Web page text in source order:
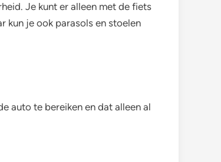
Je kunt er alleen met de fiets
kun je ook parasols en stoelen
auto te bereiken en dat alleen al